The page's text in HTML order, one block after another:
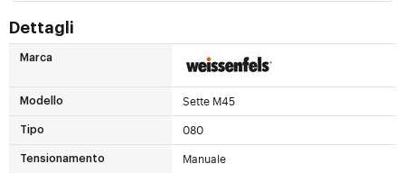
Dettagli
Marca
Modello Sette M45
Tipo 080
Tensionamento Manuale